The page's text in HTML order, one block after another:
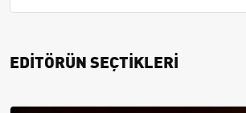
EDİTÖRÜN SEÇTİKLERİ